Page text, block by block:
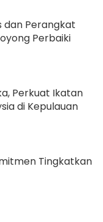
dan Perangkat
Perbaiki
Perkuat Ikatan
di Kepulauan
Tingkatkan